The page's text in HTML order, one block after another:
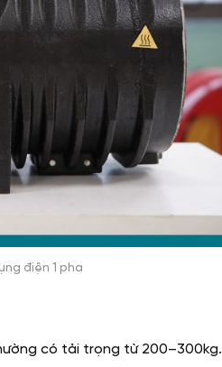
điện 1 pha
có tải trọng từ 200–300kg.